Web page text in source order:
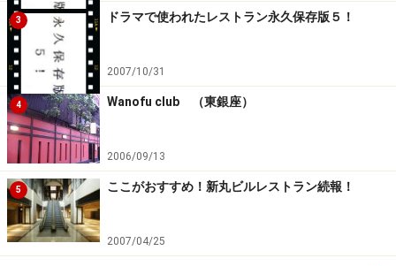
3 ドラマで使われたレストラン永久保存版５！
2007/10/31
4 Wanofu club （東銀座）
2006/09/13
5 ここがおすすめ！新丸ビルレストラン続報！
2007/04/25